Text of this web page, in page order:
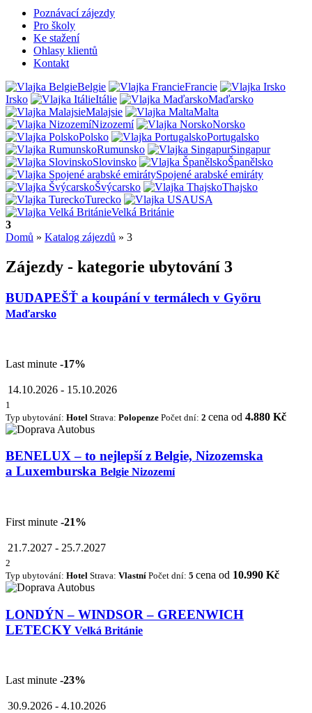
Poznávací zájezdy
Pro školy
Ke stažení
Ohlasy klientů
Kontakt
Belgie
Francie
Irsko
Itálie
Maďarsko
Malajsie
Malta
Nizozemí
Norsko
Polsko
Portugalsko
Rumunsko
Singapur
Slovinsko
Španělsko
Spojené arabské emiráty
Švýcarsko
Thajsko
Turecko
USA
Velká Británie
3
Domů » Katalog zájezdů » 3
Zájezdy - kategorie ubytování 3
BUDAPEŠŤ a koupání v termálech v Györu
Maďarsko
Last minute -17%
14.10.2026 - 15.10.2026
1
Typ ubytování: Hotel Strava: Polopenze Počet dní: 2 cena od 4.880 Kč
BENELUX – to nejlepší z Belgie, Nizozemska
a Luxemburska Belgie Nizozemí
First minute -21%
21.7.2027 - 25.7.2027
2
Typ ubytování: Hotel Strava: Vlastní Počet dní: 5 cena od 10.990 Kč
LONDÝN – WINDSOR – GREENWICH
LETECKY Velká Británie
Last minute -23%
30.9.2026 - 4.10.2026